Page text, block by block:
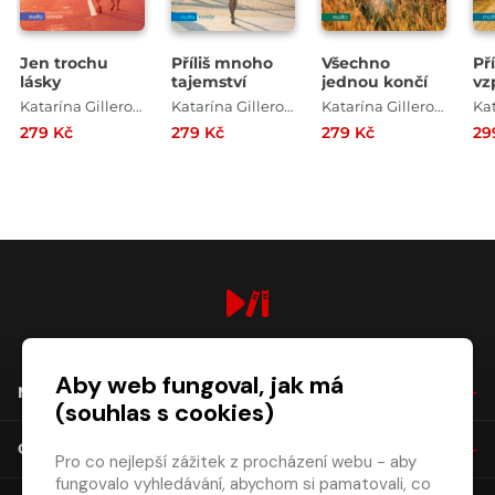
Jen trochu
lásky
Katarína Gillerová
279 Kč
Příliš mnoho
tajemství
Katarína Gillerová
279 Kč
Všechno
jednou končí
Katarína Gillerová
279 Kč
NÁKUP
O SPOLEČNOSTI
Aby web fungoval, jak má
(souhlas s cookies)
Pro co nejlepší zážitek z procházení webu - aby
fungovalo vyhledávání, abychom si pamatovali, co